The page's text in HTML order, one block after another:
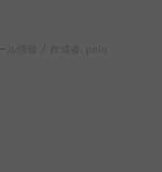
作成者: